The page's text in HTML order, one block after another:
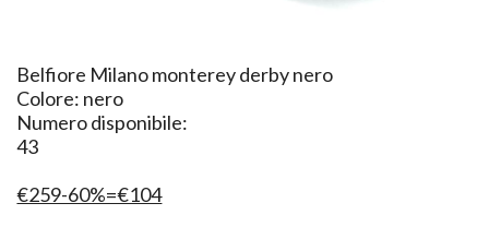
​Belfiore Milano monterey derby nero
Colore: nero
Numero disponibile:
43
€259-60%=€104